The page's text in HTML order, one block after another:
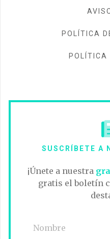
POLÍTICA
POLÍTICA
SUSCRÍBETE A
¡Únete a nuestra
gratis el boletín